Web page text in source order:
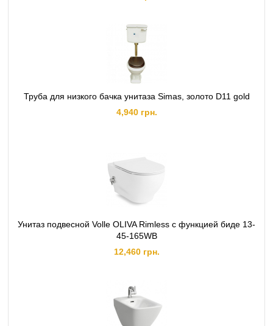
Труба для низкого бачка унитаза Simas, золото D11 gold
4,940 грн.
Унитаз подвесной Volle OLIVA Rimless с функцией биде 13-
45-165WB
12,460 грн.